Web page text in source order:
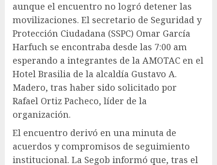
aunque el encuentro no logró detener las
movilizaciones. El secretario de Seguridad y
Protección Ciudadana (SSPC) Omar García
Harfuch se encontraba desde las 7:00 am
esperando a integrantes de la AMOTAC en el
Hotel Brasilia de la alcaldía Gustavo A.
Madero, tras haber sido solicitado por
Rafael Ortiz Pacheco, líder de la
organización.
El encuentro derivó en una minuta de
acuerdos y compromisos de seguimiento
institucional. La Segob informó que, tras el